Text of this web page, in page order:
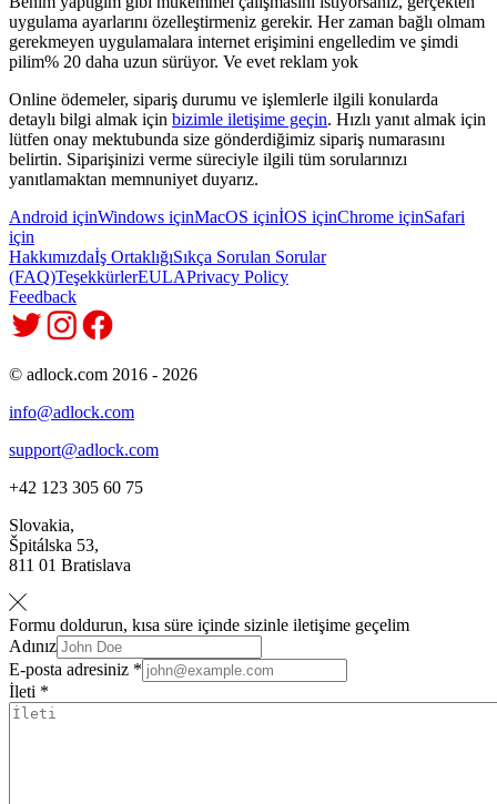
uygulama ayarlarını özelleştirmeniz gerekir. Her zaman bağlı olmam
gerekmeyen uygulamalara internet erişimini engelledim ve şimdi
pilim% 20 daha uzun sürüyor. Ve evet reklam yok
Online ödemeler, sipariş durumu ve işlemlerle ilgili konularda
detaylı bilgi almak için bizimle iletişime geçin. Hızlı yanıt almak için
lütfen onay mektubunda size gönderdiğimiz sipariş numarasını
belirtin. Siparişinizi verme süreciyle ilgili tüm sorularınızı
yanıtlamaktan memnuniyet duyarız.
Android içinWindows içinMacOS içinİOS içinChrome içinSafari
için
Hakkımızdaİş OrtaklığıSıkça Sorulan Sorular
(FAQ)TeşekkürlerEULAPrivacy Policy
Feedback
© adlock.com 2016 - 2026
info@adlock.com
support@adlock.com
+42 123 305 60 75
Slovakia,
Špitálska 53,
811 01 Bratislava
Formu doldurun, kısa süre içinde sizinle iletişime geçelim
Adınız
E-posta adresiniz *
İleti *